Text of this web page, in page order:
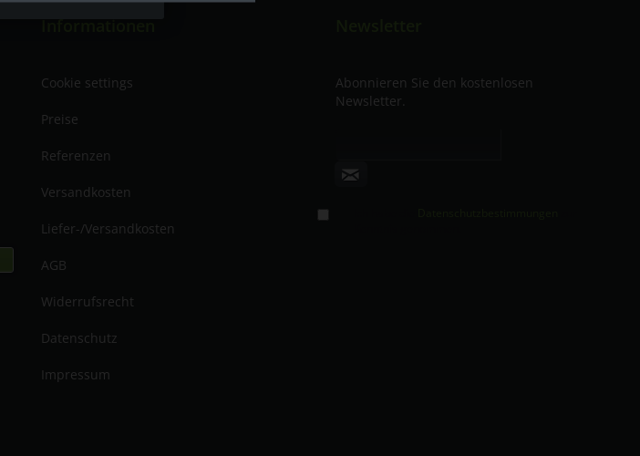
Cookie settings
Preise
Referenzen
Versandkosten
Liefer-/Versandkosten
AGB
Widerrufsrecht
Datenschutz
Impressum
Abonnieren Sie den kostenlosen
Newsletter.